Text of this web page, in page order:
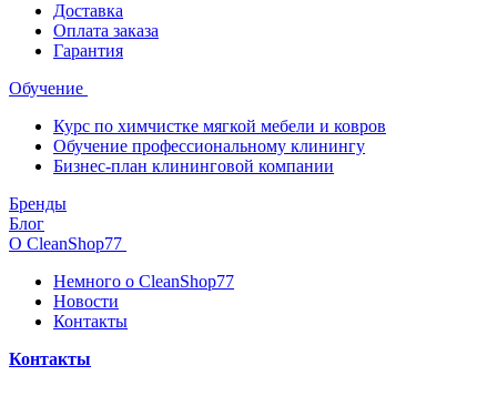
Доставка
Оплата заказа
Гарантия
Обучение
Курс по химчистке мягкой мебели и ковров
Обучение профессиональному клинингу
Бизнес-план клининговой компании
Бренды
Блог
О CleanShop77
Немного о CleanShop77
Новости
Контакты
Контакты